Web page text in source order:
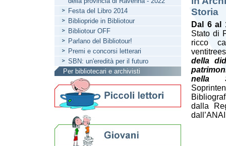
Storia
Dal 6 al
Stato di
ricco
della
nella
dalla
Festa del Libro 2014
Bibliopride in Bibliotour
Bibliotour OFF
Parlano del Bibliotour!
Premi e concorsi letterari
SBN: un'eredità per il futuro
Per bibliotecari e archivisti